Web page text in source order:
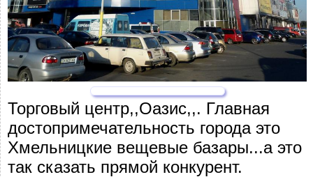
Торговый центр,,Оазис,,. Главная
достопримечательность города это
Хмельницкие вещевые базары...а это
так сказать прямой конкурент.